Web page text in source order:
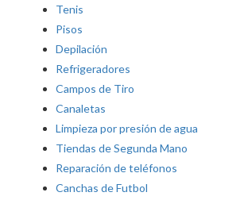
Tenis
Pisos
Depilación
Refrigeradores
Campos de Tiro
Canaletas
Limpieza por presión de agua
Tiendas de Segunda Mano
Reparación de teléfonos
Canchas de Futbol